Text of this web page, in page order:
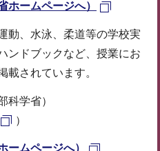
ホームページへ）
動、水泳、柔道等の学校実
ンドブックなど、授業にお
載されています。
科学省）
）
ームページへ）